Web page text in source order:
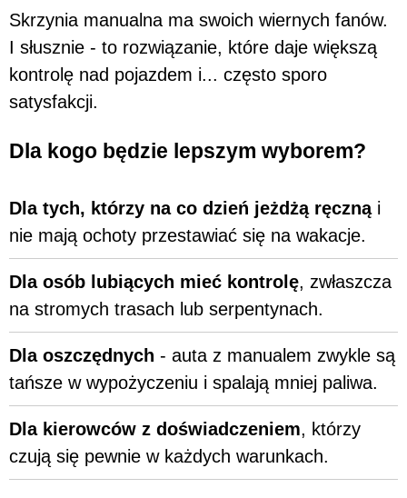
Skrzynia manualna ma swoich wiernych fanów.
I słusznie - to rozwiązanie, które daje większą
kontrolę nad pojazdem i... często sporo
satysfakcji.
Dla kogo będzie lepszym wyborem?
Dla tych, którzy na co dzień jeżdżą ręcznąi
nie mają ochoty przestawiać się na wakacje.
Dla osób lubiących mieć kontrolę, zwłaszcza
na stromych trasach lub serpentynach.
Dla oszczędnych - auta z manualem zwykle są
tańsze w wypożyczeniu i spalają mniej paliwa.
Dla kierowców z doświadczeniem, którzy
czują się pewnie w każdych warunkach.